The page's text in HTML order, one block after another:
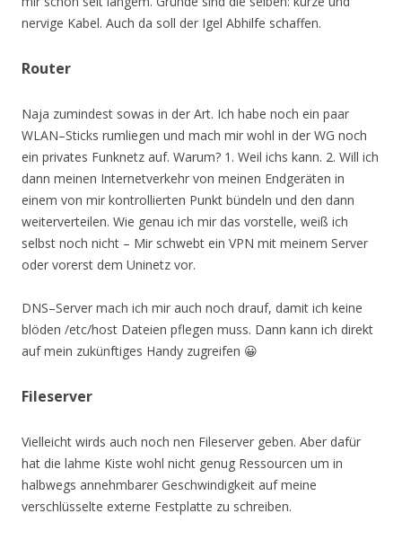
nervige Kabel. Auch da soll der Igel Abhilfe schaffen.
Router
Naja zumindest sowas in der Art. Ich habe noch ein paar
WLAN–Sticks rumliegen und mach mir wohl in der WG noch
ein privates Funknetz auf. Warum? 1. Weil ichs kann. 2. Will ich
dann meinen Internetverkehr von meinen Endgeräten in
einem von mir kontrollierten Punkt bündeln und den dann
weiterverteilen. Wie genau ich mir das vorstelle, weiß ich
selbst noch nicht – Mir schwebt ein VPN mit meinem Server
oder vorerst dem Uninetz vor.
DNS–Server mach ich mir auch noch drauf, damit ich keine
blöden /etc/host Dateien pflegen muss. Dann kann ich direkt
auf mein zukünftiges Handy zugreifen 😀
Fileserver
Vielleicht wirds auch noch nen Fileserver geben. Aber dafür
hat die lahme Kiste wohl nicht genug Ressourcen um in
halbwegs annehmbarer Geschwindigkeit auf meine
verschlüsselte externe Festplatte zu schreiben.